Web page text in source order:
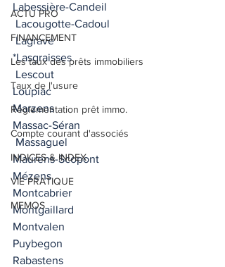
ACTU PRO
FINANCEMENT
Les taux des prêts immobiliers
Taux de l'usure
Règlementation prêt immo.
Compte courant d'associés
INDICES & INDEX
VIE PRATIQUE
MEMOS
Labessière-Candeil
Lacougotte-Cadoul
Lagrave
*Lasgraisses
Lescout
Loupiac
Marzens
Massac-Séran
Massaguel
Maurens-Scopont
Mézens
Montcabrier
Montgaillard
Montvalen
Puybegon
Rabastens